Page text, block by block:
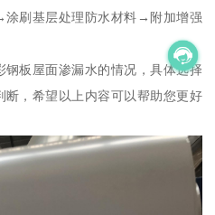
刷基层处理防水材料→附加增强
钢板屋面渗漏水的情况，具体选择
，希望以上内容可以帮助您更好